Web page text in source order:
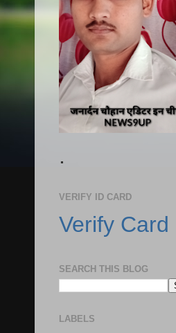
.
VERIFY ID CARD
Verify Card
SEARCH THIS BLOG
LABELS